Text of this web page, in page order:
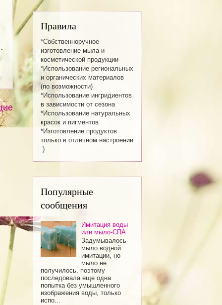
Правила
*Собственноручное
изготовление мылa и
косметической продукции
*Использование региональных
и органических материалов
(по возможности)
*Использование ингридиентов
в зависимости от сезона
*Использование натуральных
красок и пигментов
*Изготовление продуктов
только в отличном настроении
:)
Популярные
сообщения
Имитация воды
или мыло-СПА
Задумывалось
мыло водной
имитации, но
мыло не
получилось, поэтому
последовала еще одна
попытка без умышленного
изображения воды, только
испо...